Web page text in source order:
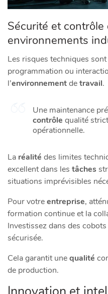
Sécurité et contrôle
environnements
Les risques techniques
programmation ou
l’environnementdetravail.
Une maintenance
contrôle qualité
opérationnelle.
La réalité des limites
excellent dans les tâches
situations imprévisibles
Pour votreentreprise,
formation continue et la
Investissez dans des
sécurisée.
Cela garantit unequalité
de production.